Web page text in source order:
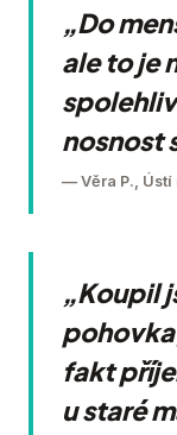
„Do
ale to je
nosnost
— Věra P.,
„Koupil
fakt
u staré